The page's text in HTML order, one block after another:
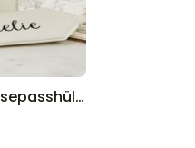
Personalisierbare Reisepasshülle und Koffertag mit Monogramm